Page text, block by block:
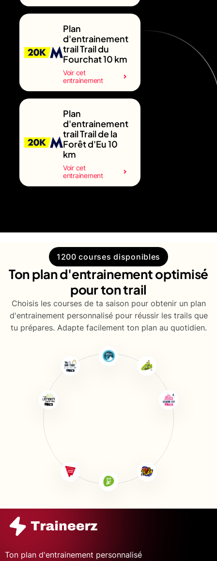
Plan
d'entrainement
trail Trail du
Fourchat 10 km
Voir cet
entrainement
Plan
d'entrainement
trail Trail de la
Forêt d'Eu 10
km
Voir cet
entrainement
1200 courses disponibles
Ton plan d'entrainement optimisé
pour ton trail
Choisis les courses de ta saison pour obtenir un plan
d'entrainement personnalisé pour réussir les trails que
tu prépares. Adapte facilement ton plan au quotidien.
Ton plan d'entrainement personnalisé